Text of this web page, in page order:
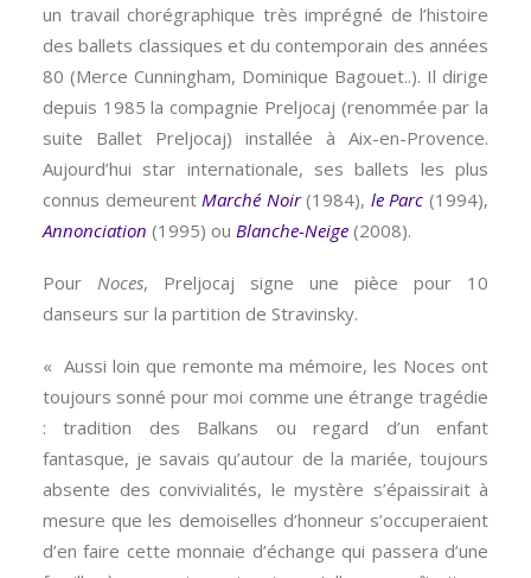
un travail chorégraphique très imprégné de l’histoire
des ballets classiques et du contemporain des années
80 (Merce Cunningham, Dominique Bagouet..). Il dirige
depuis 1985 la compagnie Preljocaj (renommée par la
suite Ballet Preljocaj) installée à Aix-en-Provence.
Aujourd’hui star internationale, ses ballets les plus
connus demeurent Marché Noir(1984), le Parc (1994),
Annonciation (1995) ou Blanche-Neige (2008).
Pour Noces, Preljocaj signe une pièce pour 10
danseurs sur la partition de Stravinsky.
« Aussi loin que remonte ma mémoire, les Noces ont
toujours sonné pour moi comme une étrange tragédie
: tradition des Balkans ou regard d’un enfant
fantasque, je savais qu’autour de la mariée, toujours
absente des convivialités, le mystère s’épaissirait à
mesure que les demoiselles d’honneur s’occuperaient
d’en faire cette monnaie d’échange qui passera d’une